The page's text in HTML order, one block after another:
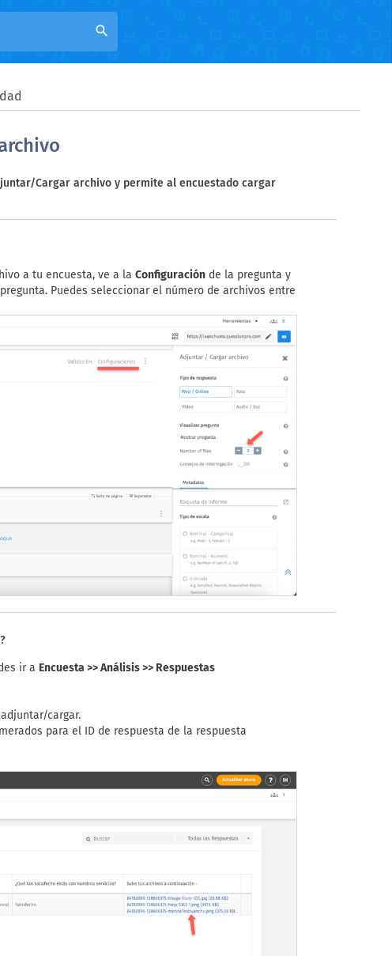
search
Cargar archivo y permite al encuestado cargar
a tu encuesta, ve a la Configuración de la pregunta y
Puedes seleccionar el número de archivos entre
ir a Encuesta >> Análisis >> Respuestas
cargar.
para el ID de respuesta de la respuesta